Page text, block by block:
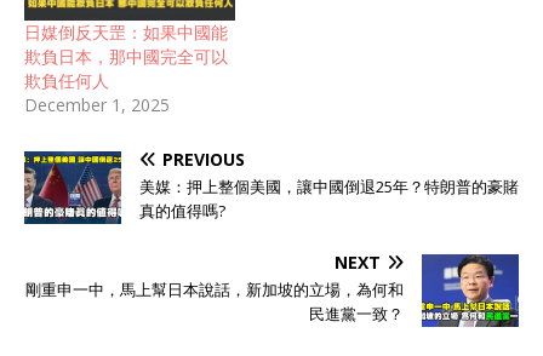
日媒倒反天罡：如果中國能
欺負日本，那中國完全可以
欺負任何人
December 1, 2025
PREVIOUS
美媒：押上整個美國，讓中國倒退25年？特朗普的豪賭
真的值得嗎?
NEXT
剛重申一中，馬上幫日本說話，新加坡的立場，為何和
民進黨一致？